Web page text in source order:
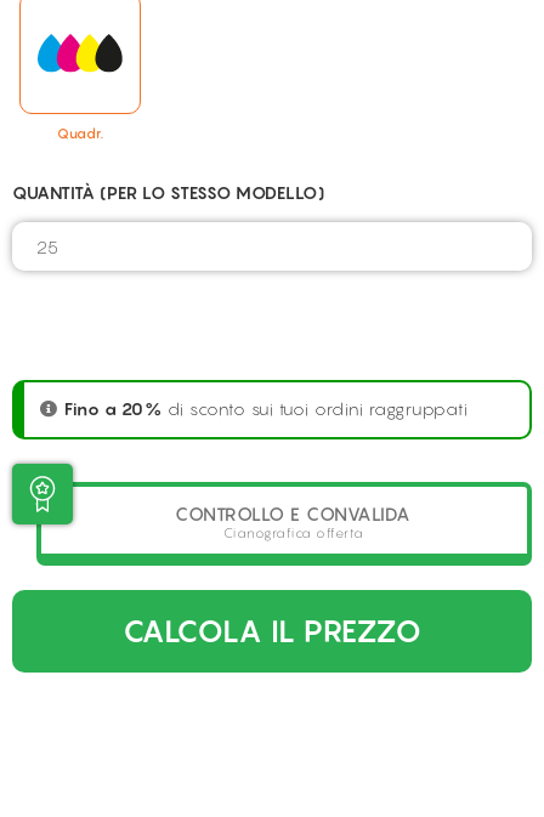
Quadr.
QUANTITÀ (PER LO STESSO MODELLO)
Fino a 20% di sconto sui tuoi ordini raggruppati
CONTROLLO E CONVALIDA
Cianografica offerta
CALCOLA IL PREZZO